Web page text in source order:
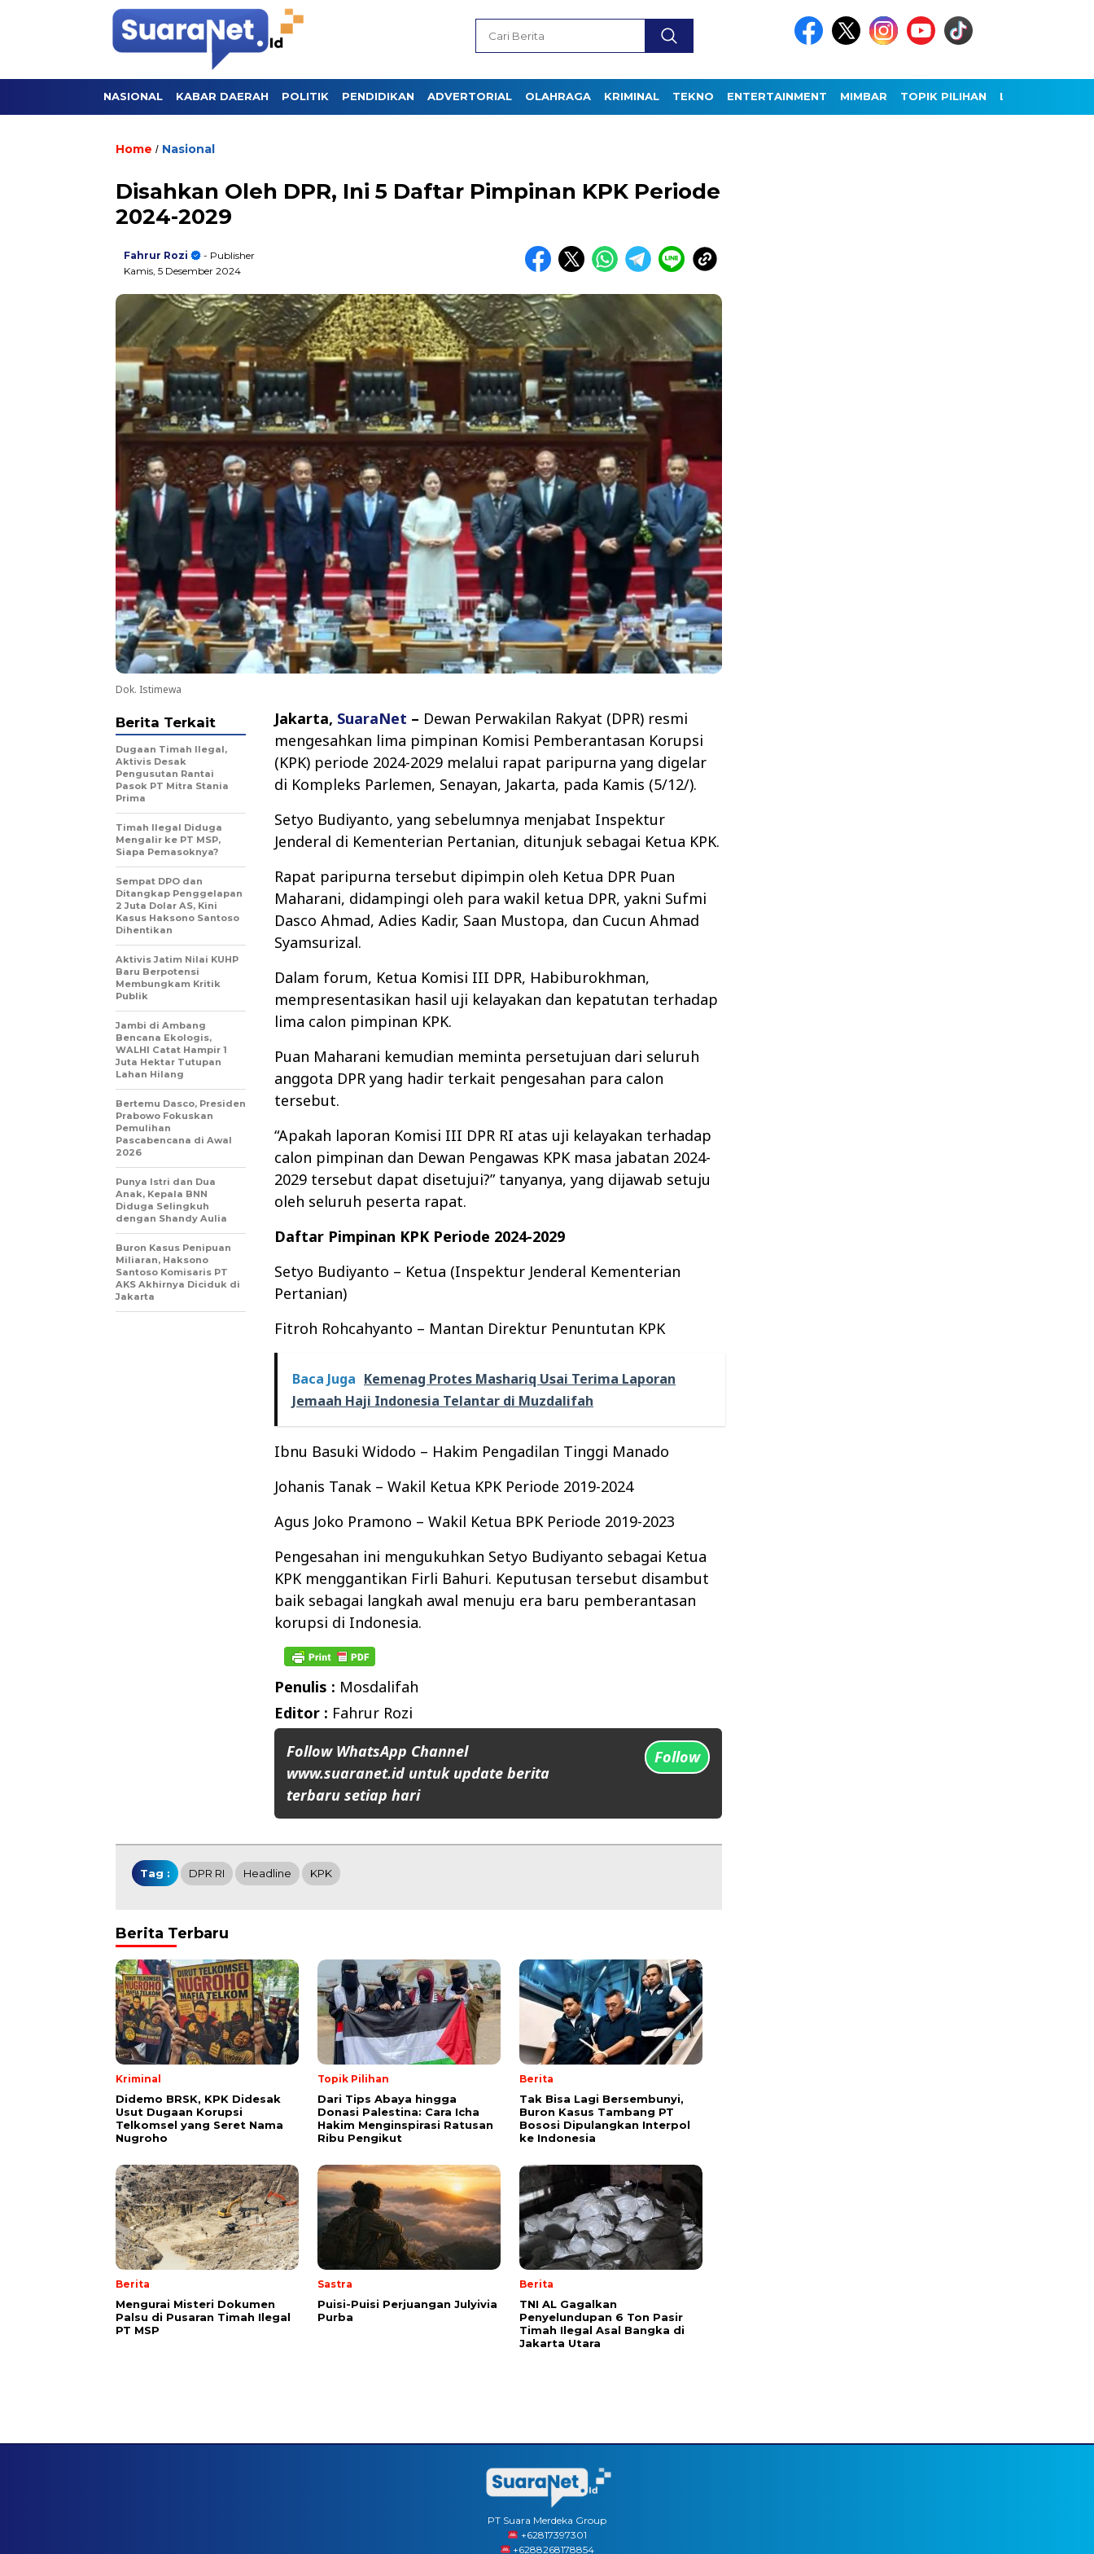
NASIONAL KABAR DAERAH POLITIK PENDIDIKAN ADVERTORIAL OLAHRAGA KRIMINAL TEKNO ENTERTAINMENT MIMBAR TOPIK PILIHAN LAINNYA
Home / Nasional
Disahkan Oleh DPR, Ini 5 Daftar Pimpinan KPK Periode
2024-2029
Fahrur Rozi
- Publisher
Kamis, 5 Desember 2024
Dok. Istimewa
Jakarta, SuaraNet – Dewan Perwakilan Rakyat (DPR) resmi
mengesahkan lima pimpinan Komisi Pemberantasan Korupsi
(KPK) periode 2024-2029 melalui rapat paripurna yang digelar
di Kompleks Parlemen, Senayan, Jakarta, pada Kamis (5/12/).
Setyo Budiyanto, yang sebelumnya menjabat Inspektur
Jenderal di Kementerian Pertanian, ditunjuk sebagai Ketua KPK.
Rapat paripurna tersebut dipimpin oleh Ketua DPR Puan
Maharani, didampingi oleh para wakil ketua DPR, yakni Sufmi
Dasco Ahmad, Adies Kadir, Saan Mustopa, dan Cucun Ahmad
Syamsurizal.
Dalam forum, Ketua Komisi III DPR, Habiburokhman,
mempresentasikan hasil uji kelayakan dan kepatutan terhadap
lima calon pimpinan KPK.
Puan Maharani kemudian meminta persetujuan dari seluruh
anggota DPR yang hadir terkait pengesahan para calon
tersebut.
“Apakah laporan Komisi III DPR RI atas uji kelayakan terhadap
calon pimpinan dan Dewan Pengawas KPK masa jabatan 2024-
2029 tersebut dapat disetujui?” tanyanya, yang dijawab setuju
oleh seluruh peserta rapat.
Daftar Pimpinan KPK Periode 2024-2029
Setyo Budiyanto – Ketua (Inspektur Jenderal Kementerian
Pertanian)
Fitroh Rohcahyanto – Mantan Direktur Penuntutan KPK
Baca Juga Kemenag Protes Mashariq Usai Terima Laporan
Jemaah Haji Indonesia Telantar di Muzdalifah
Ibnu Basuki Widodo – Hakim Pengadilan Tinggi Manado
Johanis Tanak – Wakil Ketua KPK Periode 2019-2024
Agus Joko Pramono – Wakil Ketua BPK Periode 2019-2023
Pengesahan ini mengukuhkan Setyo Budiyanto sebagai Ketua
KPK menggantikan Firli Bahuri. Keputusan tersebut disambut
baik sebagai langkah awal menuju era baru pemberantasan
korupsi di Indonesia.
Penulis : Mosdalifah
Editor : Fahrur Rozi
Follow WhatsApp Channel
www.suaranet.id untuk update berita
terbaru setiap hari
Follow
Berita Terkait
Dugaan Timah Ilegal,
Aktivis Desak
Pengusutan Rantai
Pasok PT Mitra Stania
Prima
Timah Ilegal Diduga
Mengalir ke PT MSP,
Siapa Pemasoknya?
Sempat DPO dan
Ditangkap Penggelapan
2 Juta Dolar AS, Kini
Kasus Haksono Santoso
Dihentikan
Aktivis Jatim Nilai KUHP
Baru Berpotensi
Membungkam Kritik
Publik
Jambi di Ambang
Bencana Ekologis,
WALHI Catat Hampir 1
Juta Hektar Tutupan
Lahan Hilang
Bertemu Dasco, Presiden
Prabowo Fokuskan
Pemulihan
Pascabencana di Awal
2026
Punya Istri dan Dua
Anak, Kepala BNN
Diduga Selingkuh
dengan Shandy Aulia
Buron Kasus Penipuan
Miliaran, Haksono
Santoso Komisaris PT
AKS Akhirnya Diciduk di
Jakarta
Tag : DPR RI Headline KPK
Berita Terbaru
Kriminal
Didemo BRSK, KPK Didesak
Usut Dugaan Korupsi
Telkomsel yang Seret Nama
Nugroho
Topik Pilihan
Dari Tips Abaya hingga
Donasi Palestina: Cara Icha
Hakim Menginspirasi Ratusan
Ribu Pengikut
Berita
Tak Bisa Lagi Bersembunyi,
Buron Kasus Tambang PT
Bososi Dipulangkan Interpol
ke Indonesia
Berita
Mengurai Misteri Dokumen
Palsu di Pusaran Timah Ilegal
PT MSP
Sastra
Puisi-Puisi Perjuangan Julyivia
Purba
Berita
TNI AL Gagalkan
Penyelundupan 6 Ton Pasir
Timah Ilegal Asal Bangka di
Jakarta Utara
PT Suara Merdeka Group
‪+62817397301
+6288268178854